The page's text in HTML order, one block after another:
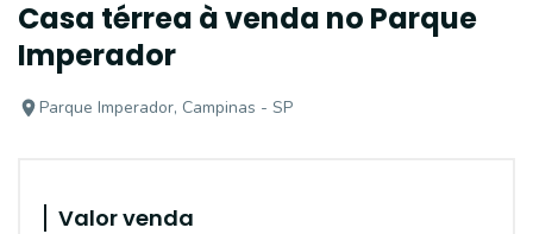
Casa térrea à venda no Parque
Imperador
Parque Imperador, Campinas - SP
Valor venda